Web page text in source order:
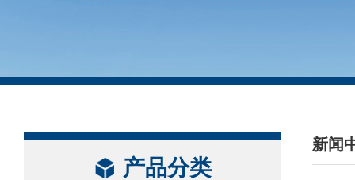
产品分类
新闻
/